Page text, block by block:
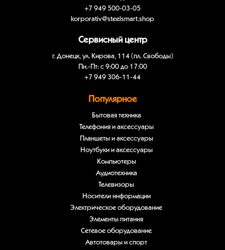
+7 949 500-03-05
korporativ@steelsmart.shop
Сервисный центр
г. Донецк, ул. Кирова, 114 (пл. Свободы)
Пн.-Пт: с 9:00 до 17:00
+7 949 306-11-44
Популярное
Бытовая техника
Телефония и аксессуары
Планшеты и аксессуары
Ноутбуки и аксессуары
Компьютеры
Аудиотехника
Телевизоры
Носители информации
Электрическое оборудование
Элементы питания
Сетевое оборудование
Автотовары и спорт